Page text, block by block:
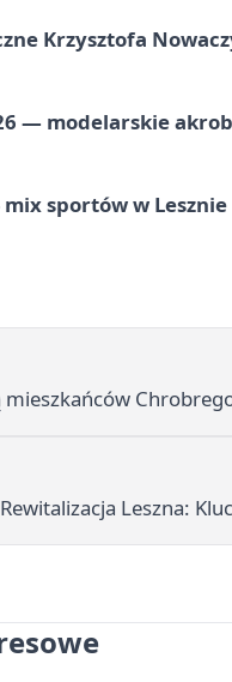
Krzysztofa
— modelarskie
sportów w Lesznie
Rewitalizacja Leszna: